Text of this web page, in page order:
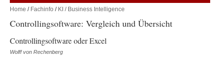
Home / Fachinfo / KI / Business Intelligence
Controllingsoftware: Vergleich und Übersicht
Controllingsoftware oder Excel
Wolff von Rechenberg